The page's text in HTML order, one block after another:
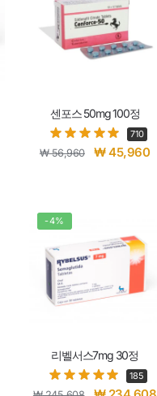
센포스 50mg 100정
710
₩56,960 ₩45,960
-4%
리벨서스7mg 30정
185